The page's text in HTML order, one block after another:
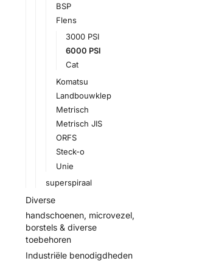
BSP
Flens
3000 PSI
6000 PSI
Cat
Komatsu
Landbouwklep
Metrisch
Metrisch JIS
ORFS
Steck-o
Unie
superspiraal
Diverse
handschoenen, microvezel,
borstels & diverse
toebehoren
Industriële benodigdheden